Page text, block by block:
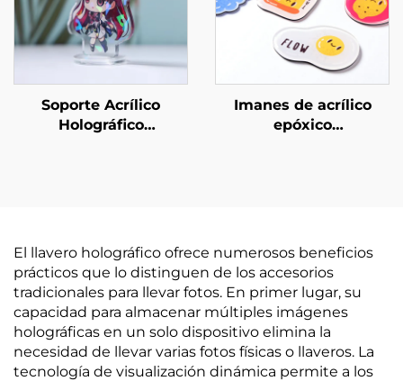
Soporte Acrílico
Holográfico
Imanes de acrílico
epóxico
El llavero holográfico ofrece numerosos beneficios
prácticos que lo distinguen de los accesorios
tradicionales para llevar fotos. En primer lugar, su
capacidad para almacenar múltiples imágenes
holográficas en un solo dispositivo elimina la
necesidad de llevar varias fotos físicas o llaveros. La
tecnología de visualización dinámica permite a los